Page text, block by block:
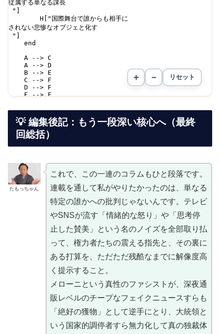
💡 編集後記：もう一段深い核心へ（最終
回総括）
たもっちゃん
これで、この一連のコラムもひと段落です。
連載を通して私がやりたかったのは、単なる
特定の誰かへの批判じゃないんです。テレビ
やSNSが流す「情緒的な怒り」や「思考停
止した賛美」という名のノイズを全部取り払
って、権力者たちの震える指先と、その裏に
ある打算を、ただただ残酷なまでに解像度高
く提示すること。
メローニという真性のファシストが、深夜通
販レベルのチープなフェイクニュースすらも
「絶好の獲物」として逆手にとり、大統領と
いう国家的調停者すら無力化して真の独裁体